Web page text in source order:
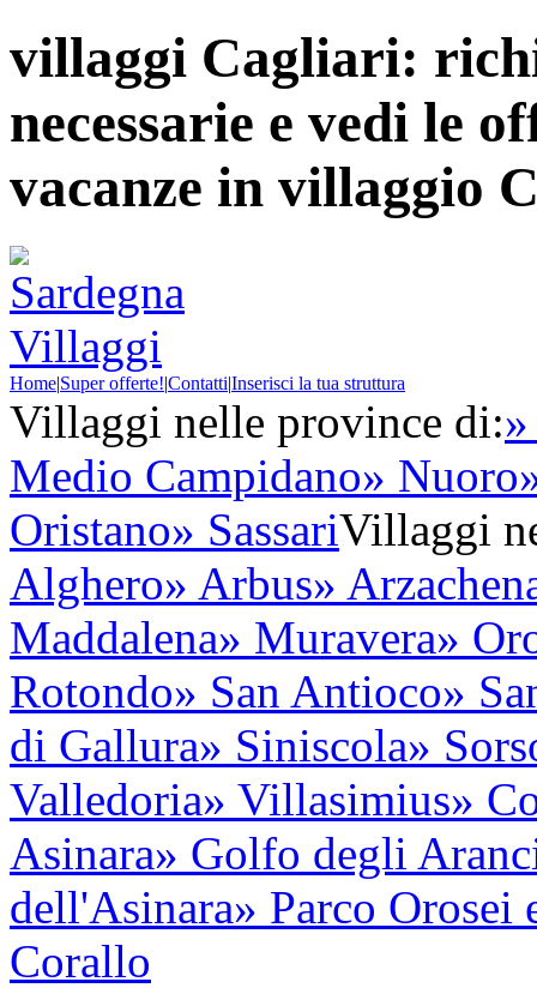
villaggi Cagliari:
necessarie e vedi le
vacanze in villaggio
Home|Super offerte!|Contatti|Inserisci la tua struttura
Villaggi nelle province di:
Medio Campidano» Nuoro
Oristano» SassariVillaggi
Alghero» Arbus»
Maddalena» Muravera»
Rotondo» San Antioco»
di Gallura» Siniscola»
Valledoria» Villasimius»
Asinara» Golfo degli
dell'Asinara» Parco Orosei
Corallo